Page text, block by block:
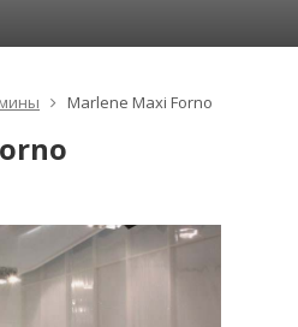
Marlene Maxi Forno